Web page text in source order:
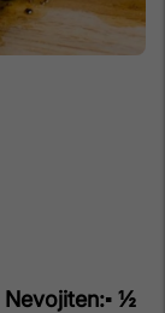
Nevojiten:▪ ½